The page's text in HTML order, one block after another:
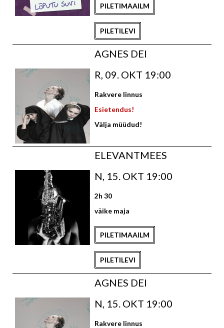
PILETIMAAILM
PILETILEVI
AGNES DEI
R, 09. OKT 19:00
Rakvere linnus
Esietendus!
Välja müüdud!
ELEVANTMEES
N, 15. OKT 19:00
2h 30
väike maja
PILETIMAAILM
PILETILEVI
AGNES DEI
N, 15. OKT 19:00
Rakvere linnus